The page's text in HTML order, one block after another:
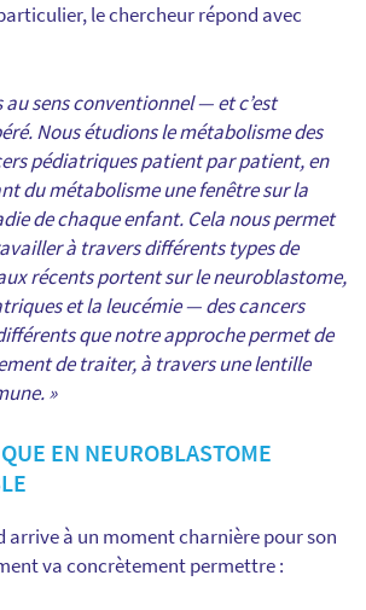
le chercheur répond avec
au sens conventionnel — et c’est
Nous étudions le métabolisme des
pédiatriques patient par patient, en
du métabolisme une fenêtre sur la
de chaque enfant. Cela nous permet
à travers différents types de
récents portent sur le neuroblastome,
et la leucémie — des cancers
que notre approche permet de
de traiter, à travers une lentille
»
EN NEUROBLASTOME
arrive à un moment charnière pour son
va concrètement permettre :